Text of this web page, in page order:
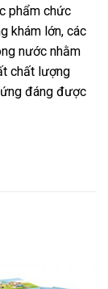
phẩm chức
khám lớn, các
nước nhằm
chất lượng
đáng được